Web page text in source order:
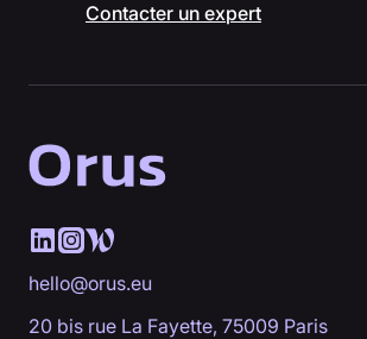
Contacter un expert
hello@orus.eu
20 bis rue La Fayette, 75009 Paris